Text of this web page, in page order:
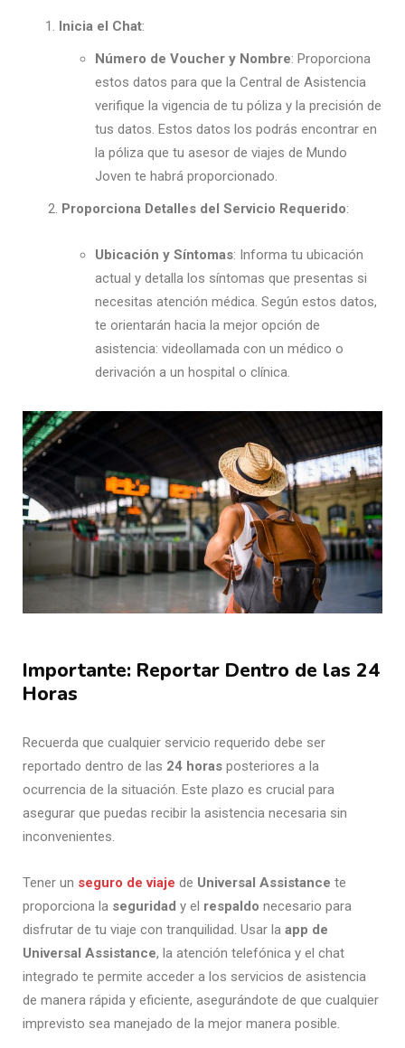
Inicia el Chat:
Número de Voucher y Nombre: Proporciona
estos datos para que la Central de Asistencia
verifique la vigencia de tu póliza y la precisión de
tus datos. Estos datos los podrás encontrar en
la póliza que tu asesor de viajes de Mundo
Joven te habrá proporcionado.
2. Proporciona Detalles del Servicio Requerido:
Ubicación y Síntomas: Informa tu ubicación
actual y detalla los síntomas que presentas si
necesitas atención médica. Según estos datos,
te orientarán hacia la mejor opción de
asistencia: videollamada con un médico o
derivación a un hospital o clínica.
Importante: Reportar Dentro de las 24
Horas
Recuerda que cualquier servicio requerido debe ser
reportado dentro de las 24 horas posteriores a la
ocurrencia de la situación. Este plazo es crucial para
asegurar que puedas recibir la asistencia necesaria sin
inconvenientes.
Tener un seguro de viaje de Universal Assistance te
proporciona la seguridad y el respaldo necesario para
disfrutar de tu viaje con tranquilidad. Usar la app de
Universal Assistance, la atención telefónica y el chat
integrado te permite acceder a los servicios de asistencia
de manera rápida y eficiente, asegurándote de que cualquier
imprevisto sea manejado de la mejor manera posible.